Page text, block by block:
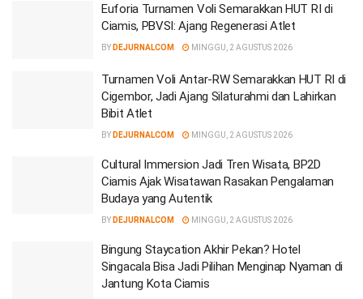
Euforia Turnamen Voli Semarakkan HUT RI di
Ciamis, PBVSI: Ajang Regenerasi Atlet
BY DEJURNALCOM MINGGU, 2 AGUSTUS 2026
Turnamen Voli Antar-RW Semarakkan HUT RI di
Cigembor, Jadi Ajang Silaturahmi dan Lahirkan
Bibit Atlet
BY DEJURNALCOM MINGGU, 2 AGUSTUS 2026
Cultural Immersion Jadi Tren Wisata, BP2D
Ciamis Ajak Wisatawan Rasakan Pengalaman
Budaya yang Autentik
BY DEJURNALCOM MINGGU, 2 AGUSTUS 2026
Bingung Staycation Akhir Pekan? Hotel
Singacala Bisa Jadi Pilihan Menginap Nyaman di
Jantung Kota Ciamis